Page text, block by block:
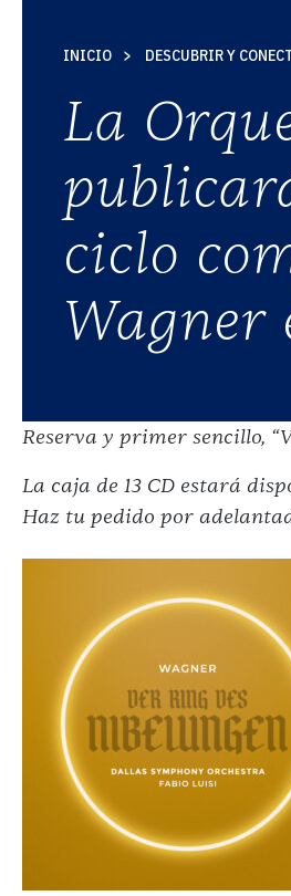
CONCIERTOS Y
EDUCACIÓN Y
APOYO
SU VISITA
SOBRE EL DSO
ALQUILERES
VER
CARRO
Correo
electrónico
*
ENVÍE
INICIO DESCUBRIR Y
La
ciclo
Wagner
Reserva y primer sencillo,
La caja de 13 CD estará
Haz tu pedido por